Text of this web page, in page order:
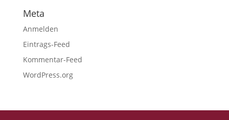
Meta
Anmelden
Eintrags-Feed
Kommentar-Feed
WordPress.org